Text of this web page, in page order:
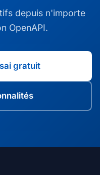
depuis n'importe
OpenAPI.
gratuit